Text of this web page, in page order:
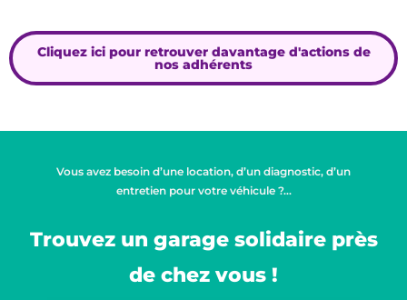
Cliquez ici pour retrouver davantage d'actions de
nos adhérents
Vous avez besoin d’une location, d’un diagnostic, d’un
entretien pour votre véhicule ?…
Trouvez un garage solidaire près
de chez vous !